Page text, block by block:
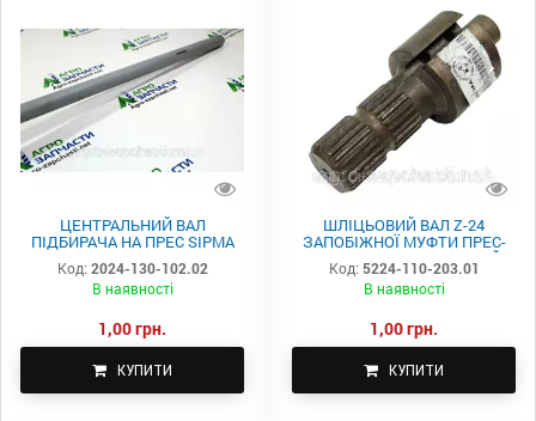
ЦЕНТРАЛЬНИЙ ВАЛ
ПІДБИРАЧА НА ПРЕС SIPMA
2024-130-102.02
Код: 2024-130-102.02
В наявності
1,00 грн.
КУПИТИ
ШЛІЦЬОВИЙ ВАЛ Z-24
ЗАПОБІЖНОЇ МУФТИ ПРЕС-
ПІДБИРАЧІ SIPMA-СТАРИЙ
ТИП 5224-110-203.01
Код: 5224-110-203.01
В наявності
1,00 грн.
КУПИТИ